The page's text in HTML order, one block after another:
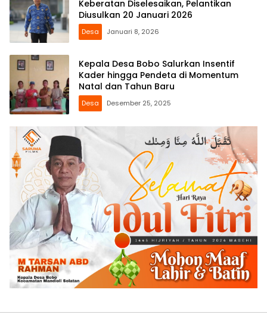
Keberatan Diselesaikan, Pelantikan
Diusulkan 20 Januari 2026
Desa Januari 8, 2026
Kepala Desa Bobo Salurkan Insentif
Kader hingga Pendeta di Momentum
Natal dan Tahun Baru
Desa Desember 25, 2025